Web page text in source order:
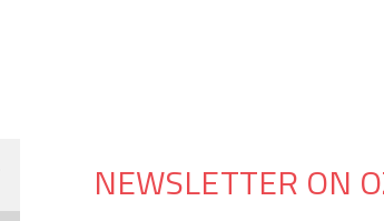
NEWSLETTER ON